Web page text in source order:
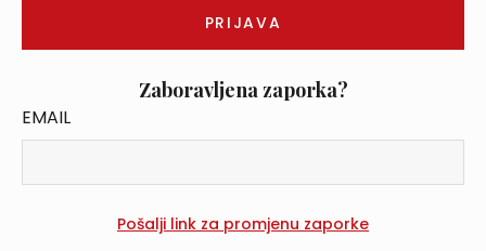
Zaboravljena zaporka?
EMAIL